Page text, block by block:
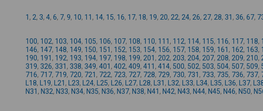
1 , 2, 3, 4, 6, 7, 9, 10, 11 , 14, 15, 16, 17, 18, 19, 20, 22, 24, 26, 27, 28, 31 , 36, 67,
100, 102, 103, 104, 105, 106, 107, 108, 110, 111 , 112, 114, 115, 116, 117, 118,
146, 147, 148, 149, 150, 151 , 152, 153, 154, 156, 157, 158, 159, 161 , 162, 163,
190, 191 , 192, 193, 194, 197, 198, 199, 201 , 202, 203, 204, 207, 208, 209, 210,
319, 326, 331 , 338, 349, 401 , 402, 409, 411 , 414, 500, 502, 503, 504, 507, 509,
716, 717, 719, 720, 721 , 722, 723, 727, 728, 729, 730, 731 , 733, 735, 736, 737,
L18, L19, L21 , L23, L24, L25, L26, L27, L28, L31 , L32, L33, L34, L35, L36, L37,
N31 , N32, N33, N34, N35, N36, N37, N38, N41 , N42, N43, N44, N45, N46, N50,